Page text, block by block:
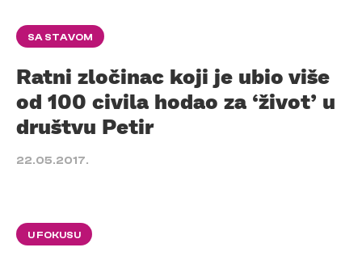
SA STAVOM
Ratni zločinac koji je ubio više
od 100 civila hodao za ‘život’ u
društvu Petir
22.05.2017.
U FOKUSU